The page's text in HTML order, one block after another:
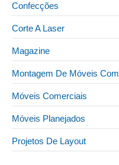
Confecções
Corte A Laser
Magazine
Montagem De Móveis
Móveis Comerciais
Móveis Planejados
Projetos De Layout